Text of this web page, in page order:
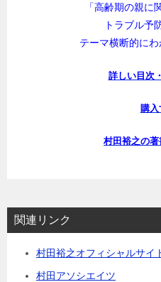
「高齢期の親に
トラブル予
テーマ横断的にわ
詳しい目次
購
村田裕之の
関連リンク
村田裕之オフィシャルサイ
村田アソシエイツ